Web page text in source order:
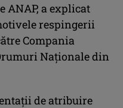
ANAP, a explicat
respingerii
Compania
Naţionale din
de atribuire